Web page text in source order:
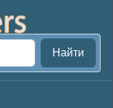
Найти